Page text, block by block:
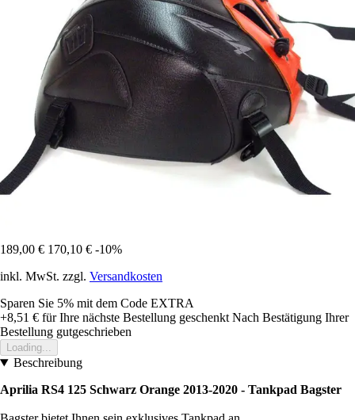
189,00 € 170,10 € -10%
inkl. MwSt. zzgl. Versandkosten
Sparen Sie 5% mit dem Code EXTRA
+8,51 € für Ihre nächste Bestellung geschenkt Nach Bestätigung Ihrer
Bestellung gutgeschrieben
Loading...
Beschreibung
Aprilia RS4 125 Schwarz Orange 2013-2020 - Tankpad Bagster